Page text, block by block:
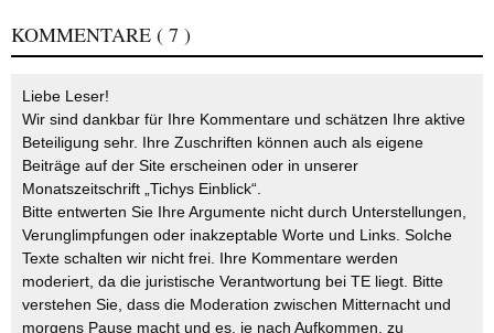
KOMMENTARE ( 7 )
Liebe Leser!
Wir sind dankbar für Ihre Kommentare und schätzen Ihre aktive
Beteiligung sehr. Ihre Zuschriften können auch als eigene
Beiträge auf der Site erscheinen oder in unserer
Monatszeitschrift „Tichys Einblick“.
Bitte entwerten Sie Ihre Argumente nicht durch Unterstellungen,
Verunglimpfungen oder inakzeptable Worte und Links. Solche
Texte schalten wir nicht frei. Ihre Kommentare werden
moderiert, da die juristische Verantwortung bei TE liegt. Bitte
verstehen Sie, dass die Moderation zwischen Mitternacht und
morgens Pause macht und es, je nach Aufkommen, zu